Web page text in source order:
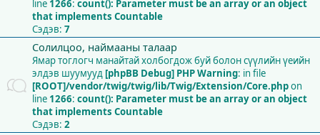
line 1266: count(): Parameter must be an array or an object
that implements Countable
Сэдэв: 7
Солилцоо, наймааны талаар
Ямар тоглогч манайтай холбогдож буй болон сүүлийн үеийн
элдэв шуумууд [phpBB Debug] PHP Warning: in file
[ROOT]/vendor/twig/twig/lib/Twig/Extension/Core.phpon
line 1266: count(): Parameter must be an array or an object
that implements Countable
Сэдэв: 2